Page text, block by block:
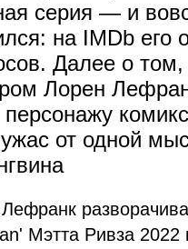
серия — и
на IMDb
Далее о
Лорен
персонажу
от одной
Мэтта Ривза 2022